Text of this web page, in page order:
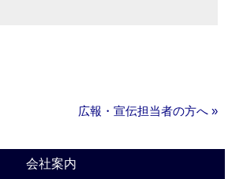
広報・宣伝担当者の方へ »
会社案内